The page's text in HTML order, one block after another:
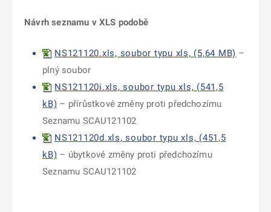
Návrh seznamu v XLS podobě
NS121120.xls, soubor typu xls, (5,64 MB) –
plný soubor
NS121120i.xls, soubor typu xls, (541,5
kB) – přírůstkové změny proti předchozímu
Seznamu SCAU121102
NS121120d.xls, soubor typu xls, (451,5
kB) – úbytkové změny proti předchozímu
Seznamu SCAU121102